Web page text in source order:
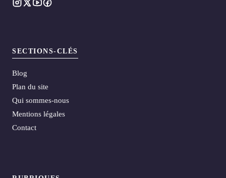
SECTIONS-CLÉS
Blog
Plan du site
Qui sommes-nous
Mentions légales
Contact